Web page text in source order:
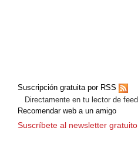
Suscripción gratuita por RSS
Directamente en tu lector de feed
Recomendar web a un amigo
Suscríbete al newsletter gratuito